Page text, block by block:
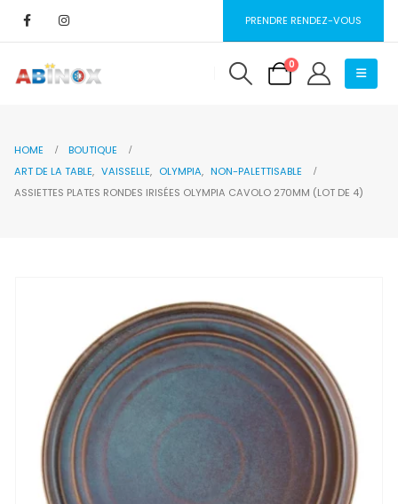
PRENDRE RENDEZ-VOUS
0
HOME
BOUTIQUE
ART DE LA TABLE, VAISSELLE, OLYMPIA, NON-PALETTISABLE
ASSIETTES PLATES RONDES IRISÉES OLYMPIA CAVOLO 270MM (LOT DE 4)